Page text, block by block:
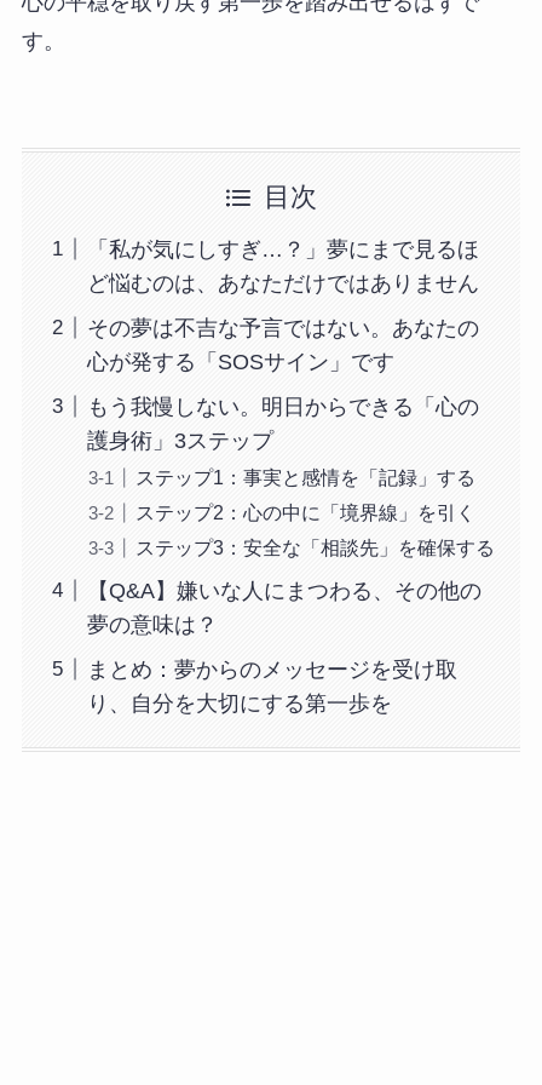
す。
目次
「私が気にしすぎ…？」夢にまで見るほ
ど悩むのは、あなただけではありません
その夢は不吉な予言ではない。あなたの
心が発する「SOSサイン」です
もう我慢しない。明日からできる「心の
護身術」3ステップ
ステップ1：事実と感情を「記録」する
ステップ2：心の中に「境界線」を引く
ステップ3：安全な「相談先」を確保する
【Q&A】嫌いな人にまつわる、その他の
夢の意味は？
まとめ：夢からのメッセージを受け取
り、自分を大切にする第一歩を